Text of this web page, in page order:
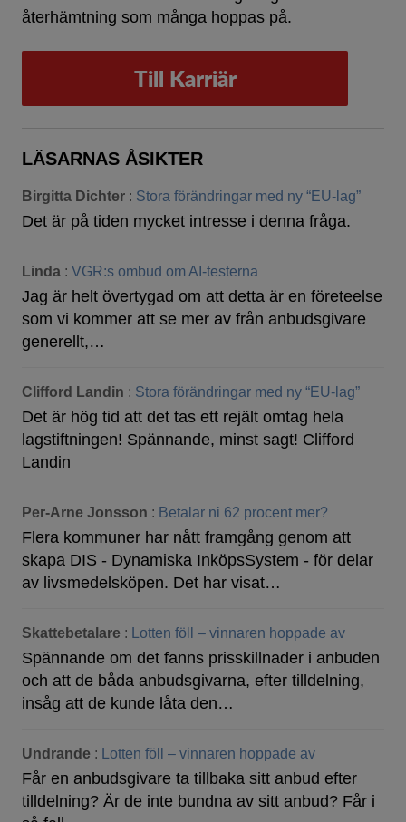
återhämtning som många hoppas på.
Till Karriär
LÄSARNAS ÅSIKTER
Birgitta Dichter : Stora förändringar med ny “EU-lag”
Det är på tiden mycket intresse i denna fråga.
Linda : VGR:s ombud om AI-testerna
Jag är helt övertygad om att detta är en företeelse
som vi kommer att se mer av från anbudsgivare
generellt,…
Clifford Landin : Stora förändringar med ny “EU-lag”
Det är hög tid att det tas ett rejält omtag hela
lagstiftningen! Spännande, minst sagt! Clifford
Landin
Per-Arne Jonsson : Betalar ni 62 procent mer?
Flera kommuner har nått framgång genom att
skapa DIS - Dynamiska InköpsSystem - för delar
av livsmedelsköpen. Det har visat…
Skattebetalare : Lotten föll – vinnaren hoppade av
Spännande om det fanns prisskillnader i anbuden
och att de båda anbudsgivarna, efter tilldelning,
insåg att de kunde låta den…
Undrande : Lotten föll – vinnaren hoppade av
Får en anbudsgivare ta tillbaka sitt anbud efter
tilldelning? Är de inte bundna av sitt anbud? Får i